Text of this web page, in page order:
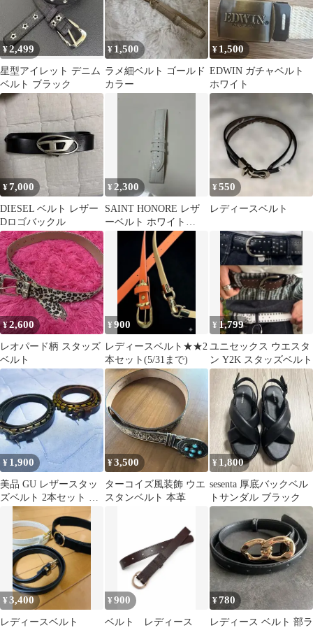
¥2,499
星型アイレット デニム
ベルト ブラック
¥ 1,500
ラメ細ベルト ゴールド
カラー
¥ 1,500
EDWIN ガチャベルト
ホワイト
¥7,000
DIESEL ベルト レザー
Dロゴバックル
¥ 2,300
SAINT HONORE レザ
ーベルト ホワイト
¥550
レディースベルト
¥2,600
レオパード柄 スタッズ
ベルト
¥900
レディースベルト★★2
本セット(5/31まで)
¥ 1,799
ユニセックス ウエスタ
ン Y2K スタッズベルト
¥ 1,900
美品 GU レザースタッ
ズベルト 2本セット ブ
ラウン ブラック
¥3,500
ターコイズ風装飾 ウエ
スタンベルト 本革
¥ 1,800
sesenta 厚底バックベル
トサンダル ブラック
¥3,400
レディースベルト
¥900
ベルト レディース
¥780
レディース ベルト 部ラ